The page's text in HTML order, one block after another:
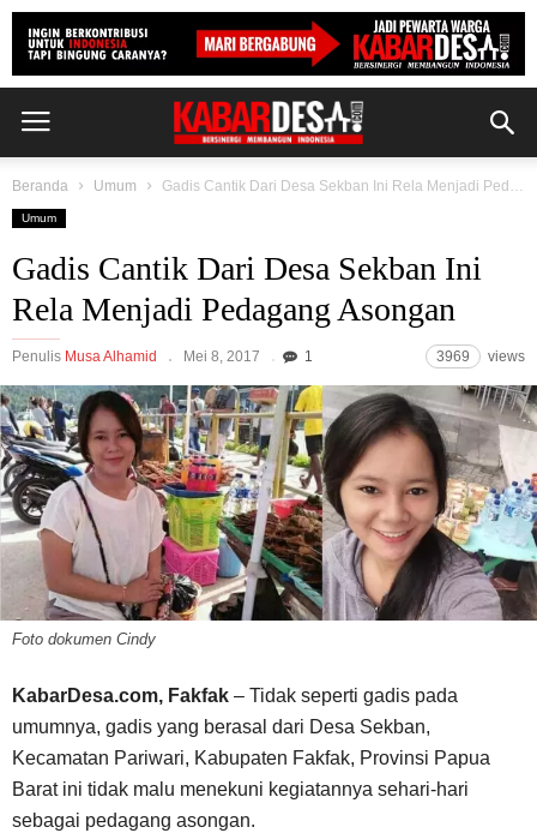
Beranda Umum Gadis Cantik Dari Desa Sekban Ini Rela Menjadi Pedagang Asongan
Umum
Gadis Cantik Dari Desa Sekban Ini
Rela Menjadi Pedagang Asongan
Penulis Musa Alhamid Mei 8, 2017 1 3969 views
Foto dokumen Cindy
KabarDesa.com, Fakfak – Tidak seperti gadis pada
umumnya, gadis yang berasal dari Desa Sekban,
Kecamatan Pariwari, Kabupaten Fakfak, Provinsi Papua
Barat ini tidak malu menekuni kegiatannya sehari-hari
sebagai pedagang asongan.